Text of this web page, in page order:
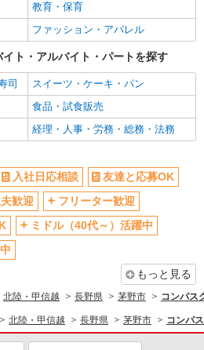
教育・保育
ファッション・アパレル
ト・アルバイト・パートを探す
司
スイーツ・ケーキ・パン
食品・試食販売
経理・人事・労務・総務・法務
入社日応相談
友達と応募OK
歓迎
フリーター歓迎
ミドル（40代～）活躍中
もっと見る
北陸・甲信越 長野県 茅野市 コンパス
北陸・甲信越 長野県 茅野市 コンパ